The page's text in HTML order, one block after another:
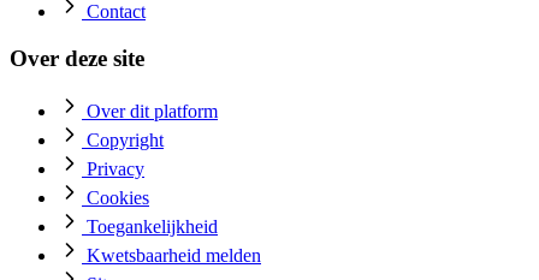
Contact
Over deze site
Over dit platform
Copyright
Privacy
Cookies
Toegankelijkheid
Kwetsbaarheid melden